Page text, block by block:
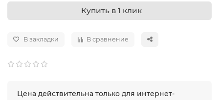
Купить в 1 клик
В закладки В сравнение
Цена действительна только для интернет-